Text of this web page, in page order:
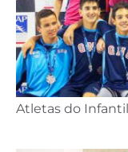
Atletas do